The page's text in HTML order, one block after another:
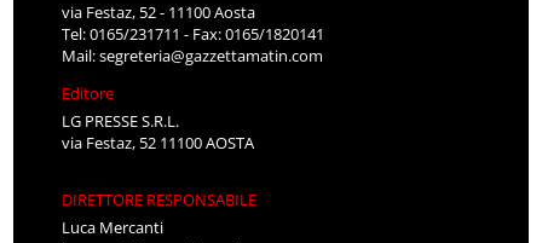
via Festaz, 52 - 11100 Aosta
Tel: 0165/231711 - Fax: 0165/1820141
Mail:segreteria@gazzettamatin.com
Editore
LG PRESSE S.R.L.
via Festaz, 52 11100 AOSTA
DIRETTORE RESPONSABILE
Luca Mercanti